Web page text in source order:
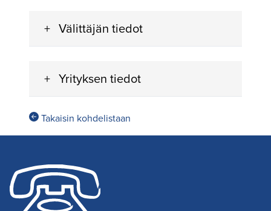
Välittäjän tiedot
Yrityksen tiedot
Takaisin kohdelistaan